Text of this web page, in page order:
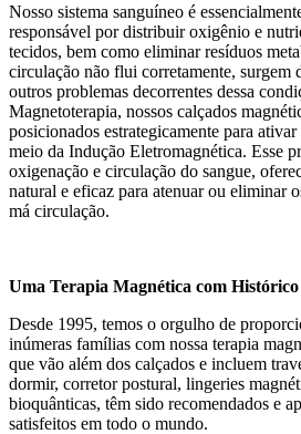
Nosso sistema sanguíneo é
responsável por distribuir oxigênio e
tecidos, bem como eliminar resíduos
circulação não flui corretamente, surgem
outros problemas decorrentes dessa
Magnetoterapia, nossos calçados
posicionados estrategicamente para
meio da Indução Eletromagnética. Esse
oxigenação e circulação do sangue,
natural e eficaz para atenuar ou eliminar
má circulação.
Uma Terapia Magnética com
Desde 1995, temos o orgulho de
inúmeras famílias com nossa terapia
que vão além dos calçados e incluem
dormir, corretor postural, lingeries
bioquânticas, têm sido recomendados e
satisfeitos em todo o mundo.